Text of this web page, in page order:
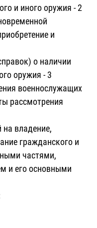
и иного оружия - 2
и
о наличии
оружия - 3
военнослужащих
рассмотрения
владение,
гражданского и
частями,
и его основными